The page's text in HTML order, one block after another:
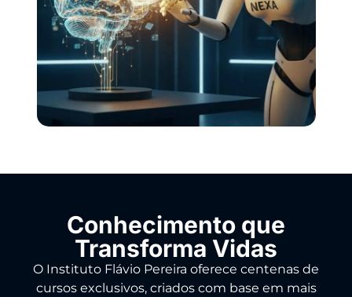
Conhecimento que
Transforma Vidas
O Instituto Flávio Pereira oferece centenas de
cursos exclusivos, criados com base em mais